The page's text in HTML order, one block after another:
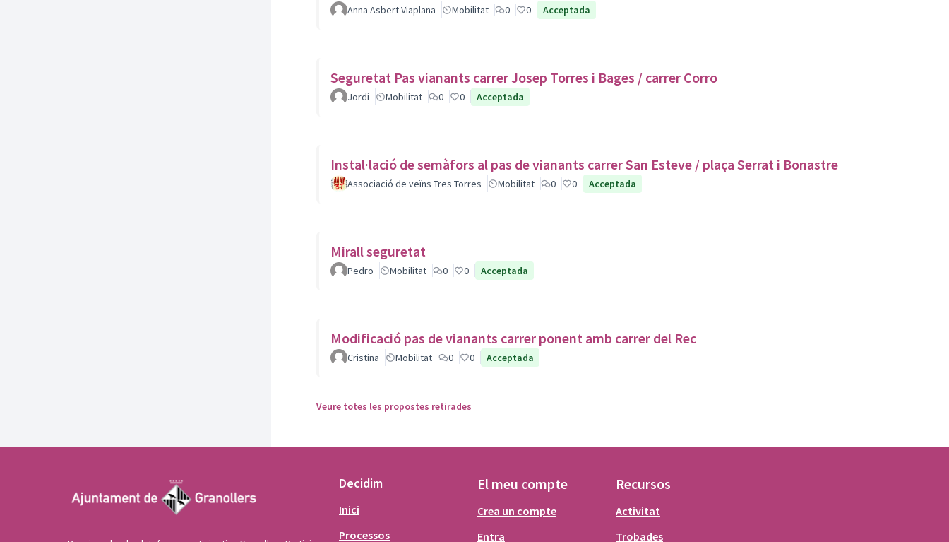
Anna Asbert Viaplana Mobilitat 0 0 Acceptada
Seguretat Pas vianants carrer Josep Torres i Bages / carrer Corro
Jordi Mobilitat 0 0 Acceptada
Instal·lació de semàfors al pas de vianants carrer San Esteve / plaça Serrat i Bonastre
Associació de veïns Tres Torres Mobilitat 0 0 Acceptada
Mirall seguretat
Pedro Mobilitat 0 0 Acceptada
Modificació pas de vianants carrer ponent amb carrer del Rec
Cristina Mobilitat 0 0 Acceptada
Veure totes les propostes retirades
Decidim
Inici
Processos
El meu compte
Crea un compte
Entra
Recursos
Activitat
Trobades